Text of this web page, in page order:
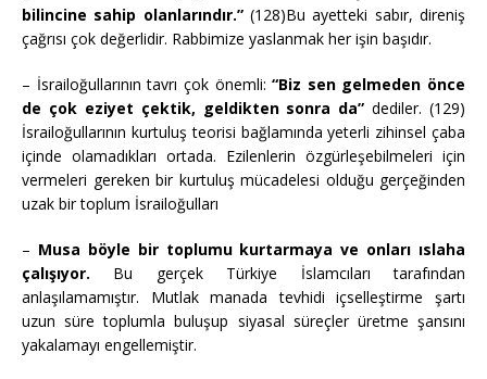
bilincine sahip olanlarındır.”(128)Bu ayetteki sabır, direniş
çağrısı çok değerlidir. Rabbimize yaslanmak her işin başıdır.
– İsrailoğullarının tavrı çok önemli:“Biz sen gelmeden önce
de çok eziyet çektik, geldikten sonra da” dediler. (129)
İsrailoğullarının kurtuluş teorisi bağlamında yeterli zihinsel çaba
içinde olamadıkları ortada. Ezilenlerin özgürleşebilmeleri için
vermeleri gereken bir kurtuluş mücadelesi olduğu gerçeğinden
uzak bir toplum İsrailoğulları
– Musa böyle bir toplumu kurtarmaya ve onları ıslaha
çalışıyor. Bu gerçek Türkiye İslamcıları tarafından
anlaşılamamıştır. Mutlak manada tevhidi içselleştirme şartı
uzun süre toplumla buluşup siyasal süreçler üretme şansını
yakalamayı engellemiştir.